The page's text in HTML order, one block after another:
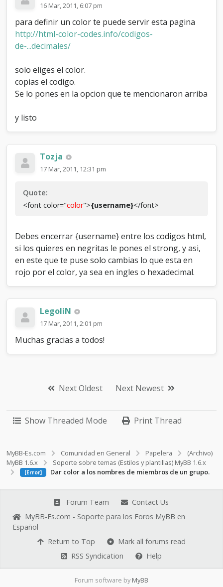
16 Mar, 2011, 6:07 pm
para definir un color te puede servir esta pagina
http://html-color-codes.info/codigos-
de-...decimales/
solo eliges el color.
copias el codigo.
Se lo pones en la opcion que te mencionaron arriba
y listo
Tozja
17 Mar, 2011, 12:31 pm
Quote:
<font color="color">{username}</font>
Debes encerrar {username} entre los codigos html,
si los quieres en negritas le pones el strong, y asi,
en este que te puse solo cambias lo que esta en
rojo por el color, ya sea en ingles o hexadecimal.
LegoliN
17 Mar, 2011, 2:01 pm
Muchas gracias a todos!
Next Oldest Next Newest
Show Threaded Mode Print Thread
MyBB-Es.com Comunidad en General Papelera
(Archivo)
MyBB 1.6.x
Soporte sobre temas (Estilos y plantillas) MyBB 1.6.x
[Error] Dar color a los nombres de miembros de un grupo.
Forum Team
Contact Us
MyBB-Es.com - Soporte para los Foros MyBB en
Español
Return to Top
Mark all forums read
RSS Syndication
Help
Forum software by MyBB